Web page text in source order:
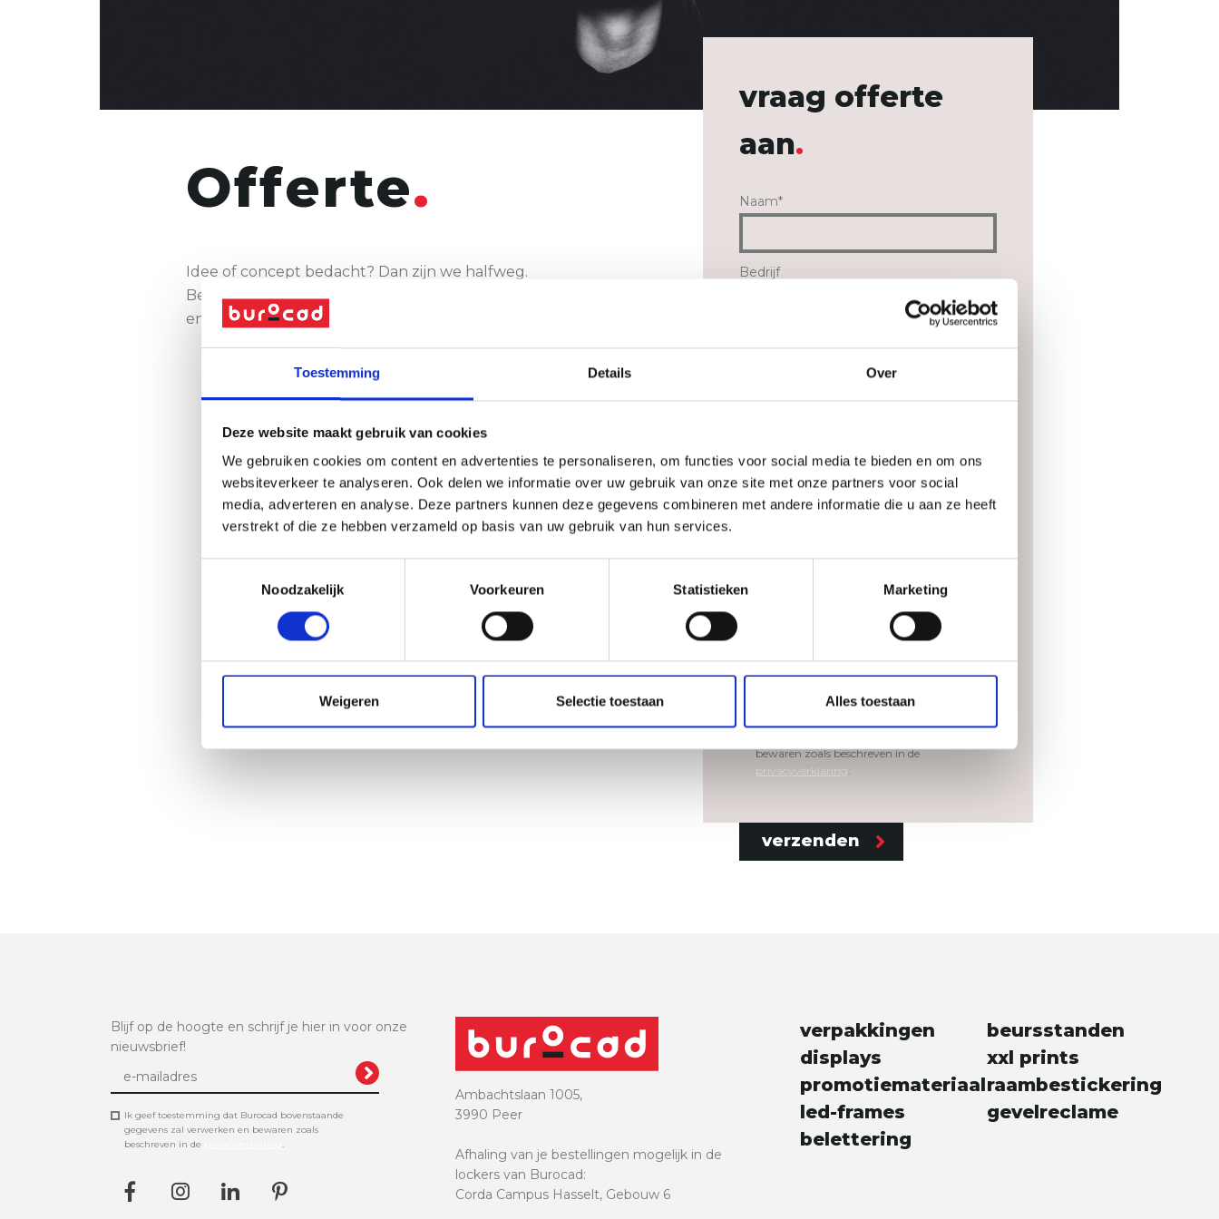
Toestemming Details Over
Deze website maakt gebruik van cookies
We gebruiken cookies om content en advertenties te personaliseren, om functies voor social media te bieden en om ons
websiteverkeer te analyseren. Ook delen we informatie over uw gebruik van onze site met onze partners voor social
media, adverteren en analyse. Deze partners kunnen deze gegevens combineren met andere informatie die u aan ze heeft
verstrekt of die ze hebben verzameld op basis van uw gebruik van hun services.
Noodzakelijk
Voorkeuren Statistieken Marketing
Weigeren Selectie toestaan Alles toestaan
vraag offerte
aan
Naam*
Bedrijf
bewaren zoals beschreven in de
privacyverklaring.
verzenden
Offerte
Idee of concept bedacht? Dan zijn we halfweg.
Benieuwd naar het kostenplaatje? Vraag je offerte aan
en we zorgen voor een aangepaste budgettering.
Blijf op de hoogte en schrijf je hier in voor onze
nieuwsbrief!
Ik geef toestemming dat Burocad bovenstaande
gegevens zal verwerken en bewaren zoals
beschreven in de
.
Ambachtslaan 1005,
3990 Peer
Afhaling van je bestellingen mogelijk in de
lockers van Burocad:
Corda Campus Hasselt, Gebouw 6
verpakkingen
displays
promotiemateriaal
led-frames
belettering
beursstanden
xxl prints
raambestickering
gevelreclame